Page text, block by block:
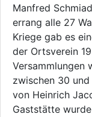
Manfred
errang alle 27
Kriege gab es
der Ortsverein
Versammlungen
zwischen 30
von Heinrich
Gaststätte